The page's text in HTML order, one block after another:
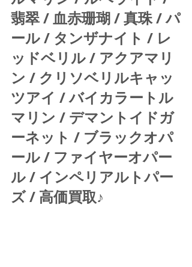
翡翠 / 血赤珊瑚 / 真珠 / パ
ール / タンザナイト / レ
ッドベリル / アクアマリ
ン / クリソベリルキャッ
ツアイ / バイカラートル
マリン / デマントイドガ
ーネット / ブラックオパ
ール / ファイヤーオパー
ル / インペリアルトパー
ズ / 高価買取♪